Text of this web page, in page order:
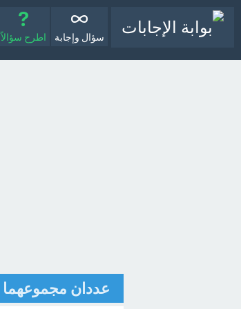
سؤال وإجابة اطرح سؤالاً
عددان مجموعهما ٨ ، وحاصل ضربهما يساوي ١٢ فما هما العددان [تم الحل]